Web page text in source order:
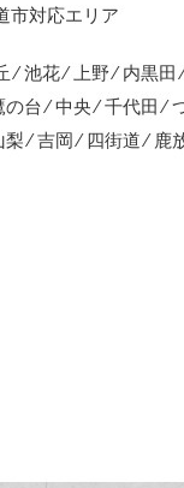
市対応エリア
⁄ 池花 ⁄ 上野 ⁄ 内黒田
の台 ⁄ 中央 ⁄ 千代田 ⁄
梨 ⁄ 吉岡 ⁄ 四街道 ⁄ 鹿